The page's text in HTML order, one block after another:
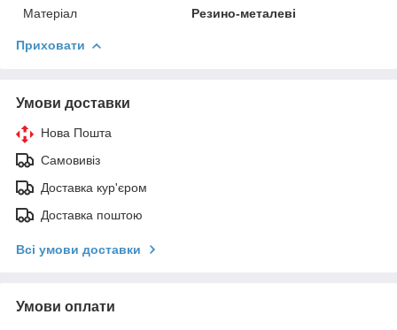
Матеріал
Резино-металеві
Приховати
Умови доставки
Нова Пошта
Самовивіз
Доставка кур'єром
Доставка поштою
Всі умови доставки
Умови оплати